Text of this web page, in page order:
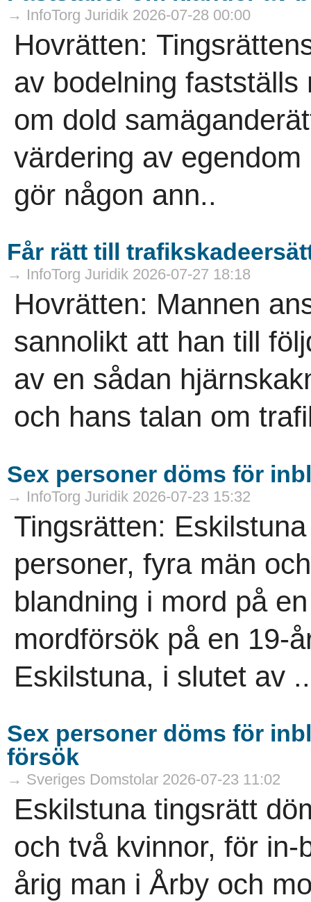
→ InfoTorg Juridik 2026-07-28 00:00
Hovrätten:
av bodelning
om dold
värdering av
gör någon ann..
Får rätt till
→ InfoTorg Juridik 2026-07-27 18:18
Hovrätten: Mannen
sannolikt att han till
av en sådan
och hans talan om
Sex personer döms för
→ InfoTorg Juridik 2026-07-23 15:32
Tingsrätten:
personer, fyra män
blandning i mord på
mordförsök på en 19-
Eskilstuna, i slutet av ..
Sex personer döms för
försök
→ Sveriges Domstolar 2026-07-23 11:02
Eskilstuna tingsrätt
och två kvinnor, för
årig man i Årby och